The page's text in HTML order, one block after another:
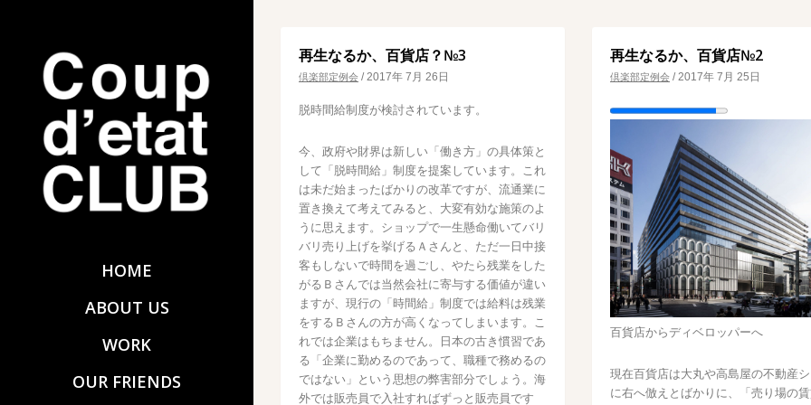
HOME
ABOUT US
WORK
OUR FRIENDS
再生なるか、百貨店？№3
倶楽部定例会 /2017年 7月 26日
脱時間給制度が検討されています。
今、政府や財界は新しい「働き方」の具体策と
して「脱時間給」制度を提案しています。これ
は未だ始まったばかりの改革ですが、流通業に
置き換えて考えてみると、大変有効な施策のよ
うに思えます。ショップで一生懸命働いてバリ
バリ売り上げを挙げるＡさんと、ただ一日中接
客もしないで時間を過ごし、やたら残業をした
がるＢさんでは当然会社に寄与する価値が違い
ますが、現行の「時間給」制度では給料は残業
をするＢさんの方が高くなってしまいます。こ
れでは企業はもちません。日本の古き慣習であ
る「企業に勤めるのであって、職種で務めるの
ではない」という思想の弊害部分でしょう。海
外では販売員で入社すればずっと販売員です
再生なるか、百貨店№2
倶楽部定例会 /2017年 7月 25日
百貨店からディベロッパーへ
現在百貨店は大丸や高島屋の不動産
に右へ倣えとばかりに、「売り場の